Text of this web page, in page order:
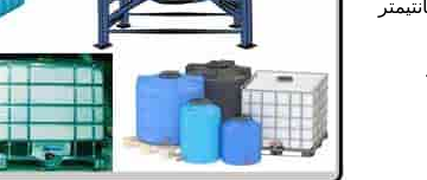
مخزن و تاج پروفیل می باشد که معمولا اندازه آن از ۳ سانتیمتر تا ۱۶ سانتیمتر